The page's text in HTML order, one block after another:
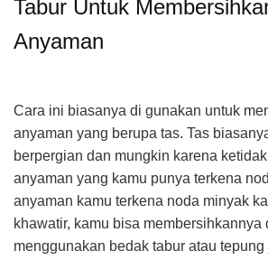
Tabur Untuk
Anyaman
Cara ini biasanya di gunakan untuk
anyaman yang berupa tas. Tas
berpergian dan mungkin karena
anyaman yang kamu punya terkena
anyaman kamu terkena noda minyak
khawatir, kamu bisa membersihkannya
menggunakan bedak tabur atau tepung